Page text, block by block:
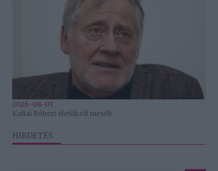
2026-08-07.
Koltai Róbert életükről mesélt
HIRDETÉS